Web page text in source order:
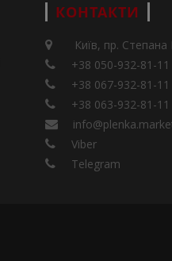
КОНТАКТИ
Київ, пр.
+38 050-932-81-11
+38 067-932-81-11
+38 063-932-81-11
Viber
Telegram